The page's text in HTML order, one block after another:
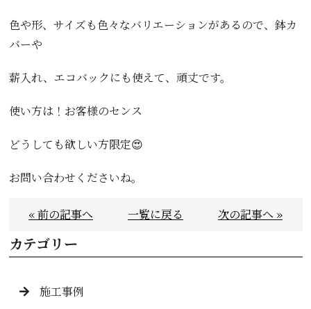
色や形、サイズも色々なバリエーションがあるので、鉢カ
バーや
薪入れ、エコバックにも使えて、頑丈です。
使い方は！お客様のセンス
どうしても欲しい方限定😍
お問い合わせくださいね。
« 前の記事へ 一覧に戻る 次の記事へ »
カテゴリー
施工事例